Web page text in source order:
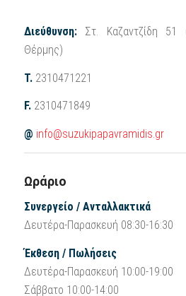
Διεύθυνση:Στ. Καζαντζίδη 51
Θέρμης)
Τ.2310471221
F. 2310471849
@ info@suzukipapavramidis.gr
Ωράριο
Συνεργείο / Ανταλλακτικά
Δευτέρα-Παρασκευή 08:30-16:30
Έκθεση / Πωλήσεις
Δευτέρα-Παρασκευή 10:00-19:00
Σάββατο 10:00-14:00